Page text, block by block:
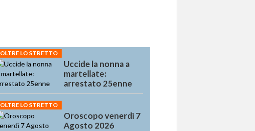
OLTRE LO STRETTO
Uccide la nonna a
martellate:
arrestato 25enne
OLTRE LO STRETTO
Oroscopo venerdì 7
Agosto 2026